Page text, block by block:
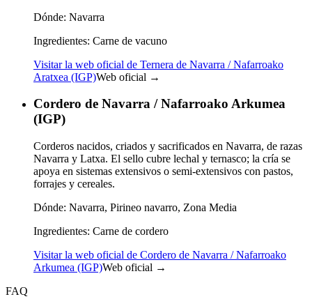
Dónde: Navarra
Ingredientes: Carne de vacuno
Visitar la web oficial de Ternera de Navarra / Nafarroako
Aratxea (IGP)Web oficial →
Cordero de Navarra / Nafarroako Arkumea
(IGP)
Corderos nacidos, criados y sacrificados en Navarra, de razas
Navarra y Latxa. El sello cubre lechal y ternasco; la cría se
apoya en sistemas extensivos o semi-extensivos con pastos,
forrajes y cereales.
Dónde: Navarra, Pirineo navarro, Zona Media
Ingredientes: Carne de cordero
Visitar la web oficial de Cordero de Navarra / Nafarroako
Arkumea (IGP)Web oficial →
FAQ